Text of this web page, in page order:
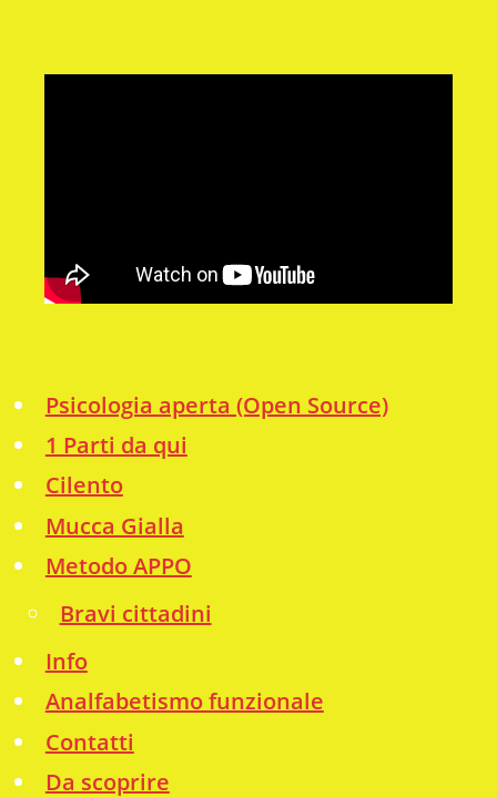
Psicologia aperta (Open Source)
1 Parti da qui
Cilento
Mucca Gialla
Metodo APPO
Bravi cittadini
Info
Analfabetismo funzionale
Contatti
Da scoprire